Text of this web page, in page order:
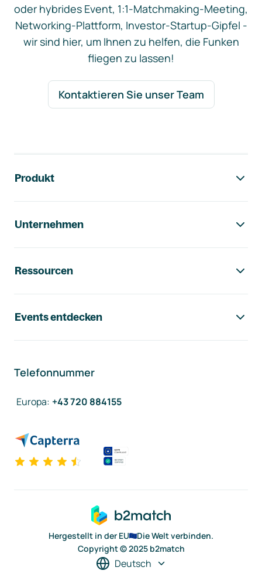
oder hybrides Event, 1:1-Matchmaking-Meeting,
Networking-Plattform, Investor-Startup-Gipfel -
wir sind hier, um Ihnen zu helfen, die Funken
fliegen zu lassen!
Kontaktieren Sie unser Team
Produkt
Unternehmen
Ressourcen
Events entdecken
Telefonnummer
Europa: +43 720 884155
Hergestellt in der EU
Die Welt verbinden.
Copyright © 2025 b2match
Deutsch